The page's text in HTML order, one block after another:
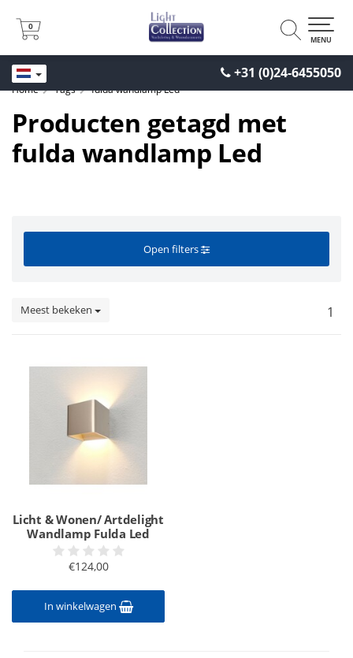
+31 (0)24-6455050
0
0
MENU
Home Tags fulda wandlamp Led
Producten getagd met
fulda wandlamp Led
Open filters
Meest bekeken 1
Licht & Wonen/ Artdelight
Wandlamp Fulda Led
€124,00
In winkelwagen